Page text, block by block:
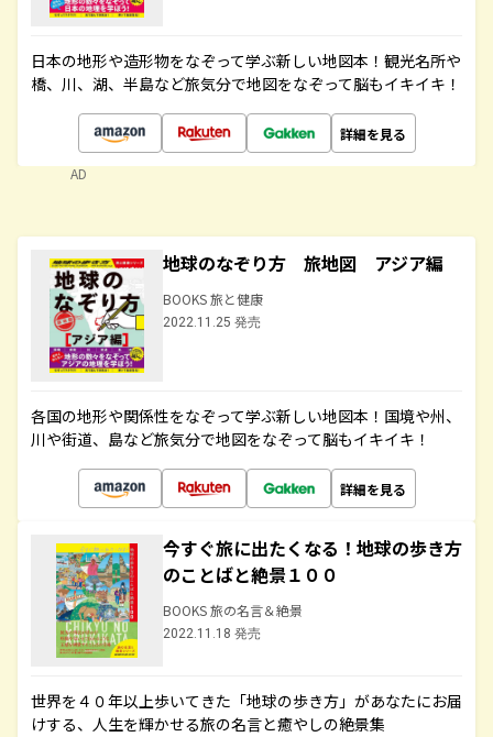
日本の地形や造形物をなぞって学ぶ新しい地図本！観光名所や
橋、川、湖、半島など旅気分で地図をなぞって脳もイキイキ！
詳細を見る
AD
地球のなぞり方 旅地図 アジア編
BOOKS 旅と健康
2022.11.25 発売
各国の地形や関係性をなぞって学ぶ新しい地図本！国境や州、
川や街道、島など旅気分で地図をなぞって脳もイキイキ！
詳細を見る
今すぐ旅に出たくなる！地球の歩き方
のことばと絶景１００
BOOKS 旅の名言＆絶景
2022.11.18 発売
世界を４０年以上歩いてきた「地球の歩き方」があなたにお届
けする、人生を輝かせる旅の名言と癒やしの絶景集